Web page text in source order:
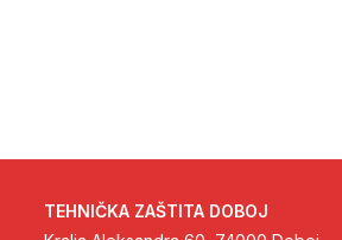
TEHNIČKA ZAŠTITA DOBOJ